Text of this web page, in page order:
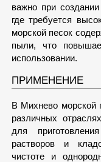
важно при
где требуется
морской песок
пыли, что
использовании.
ПРИМЕНЕНИЕ
В Михнево морской
различных
для
растворов и
чистоте и